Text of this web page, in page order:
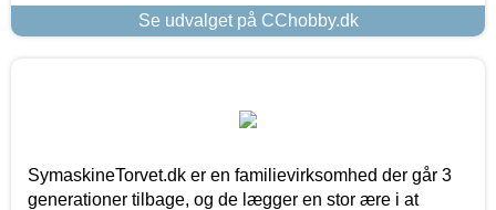
Se udvalget på CChobby.dk
SymaskineTorvet.dk er en familievirksomhed der går 3
generationer tilbage, og de lægger en stor ære i at